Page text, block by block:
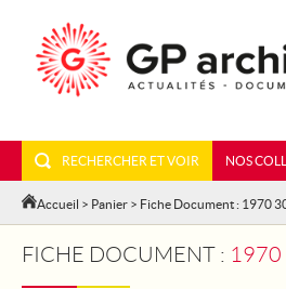
RECHERCHER ET VOIR NOS
Accueil > Panier > Fiche Document : 1970
FICHE DOCUMENT : 1970